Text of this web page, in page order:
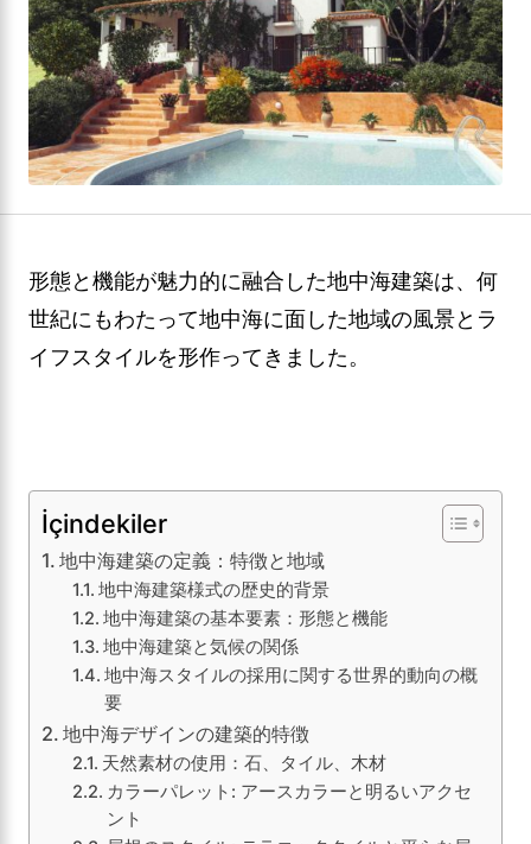
形態と機能が魅力的に融合した地中海建築は、何
世紀にもわたって地中海に面した地域の風景とラ
イフスタイルを形作ってきました。
İçindekiler
地中海建築の定義：特徴と地域
地中海建築様式の歴史的背景
地中海建築の基本要素：形態と機能
地中海建築と気候の関係
地中海スタイルの採用に関する世界的動向の概
要
地中海デザインの建築的特徴
天然素材の使用：石、タイル、木材
カラーパレット: アースカラーと明るいアクセ
ント